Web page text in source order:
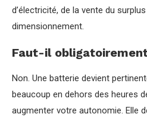
d’électricité, de la vente du
dimensionnement.
Faut-il
Non. Une batterie devient
beaucoup en dehors des heures
augmenter votre autonomie. Elle